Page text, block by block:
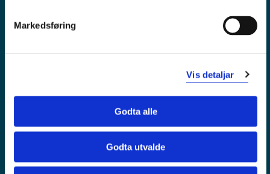
Markedsføring
Vis detaljar
Godta alle
Godta utvalde